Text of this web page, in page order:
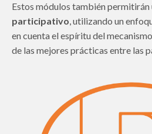
Estos módulos también permitirán
participativo, utilizando un
en cuenta el espíritu del
de las mejores prácticas entre las